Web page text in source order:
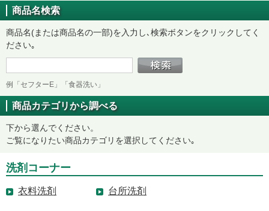
商品名検索
商品名(または商品名の一部)を入力し､検索ボタンをクリックしてく
ださい｡
例「セフターE」「食器洗い」
商品カテゴリから調べる
下から選んでください。
ご覧になりたい商品カテゴリを選択してください｡
洗剤コーナー
衣料洗剤 台所洗剤